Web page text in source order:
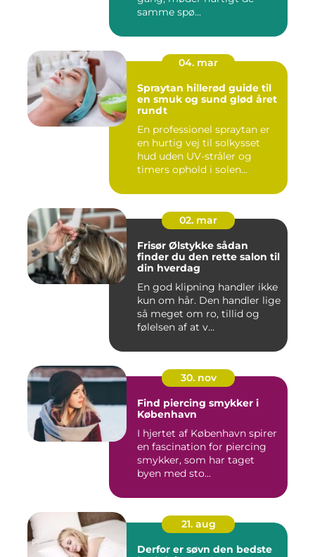
samme spø...
04. mar
Spraytan hillerød guide til
en smuk og sund glød året
rundt
En professionel spraytan er
en hurtig vej til solkysset
hud uden UV-stråler og
timers ophold i solen...
02. mar
Frisør Ølstykke sådan
finder du den rette salon til
din hverdag
En god klipning handler ikke
kun om hår. Den handler lige
så meget om ro, tillid og
følelsen af at v...
30. nov
Find piercing smykker i
København
I hjertet af København spirer
en fascination for piercing
smykker, som har taget
byen med sto...
21. aug
Derfor er søvn den bedste